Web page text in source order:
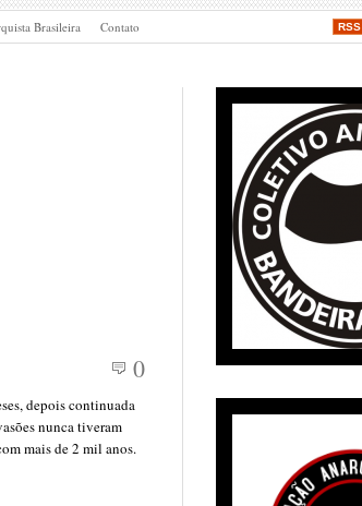
Brasileira Contato RSS
0
depois continuada
nunca tiveram
mais de 2 mil anos.